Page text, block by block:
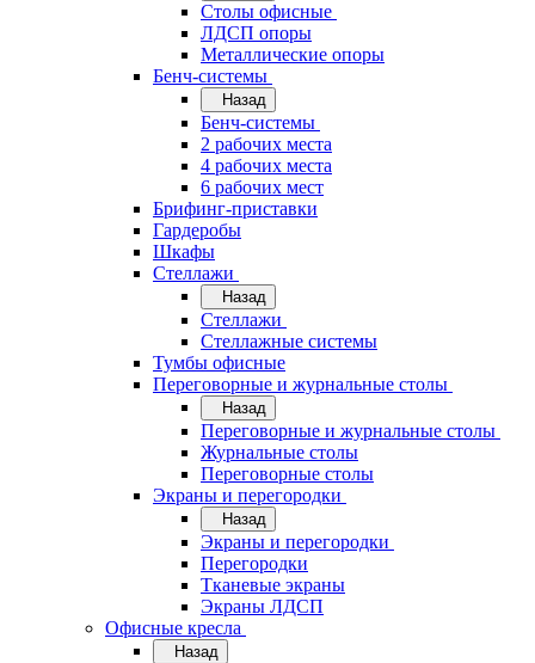
Cтолы офисные
ЛДСП опоры
Металлические опоры
Бенч-системы
Назад
Бенч-системы
2 рабочих места
4 рабочих места
6 рабочих мест
Брифинг-приставки
Гардеробы
Шкафы
Стеллажи
Назад
Стеллажи
Стеллажные системы
Тумбы офисные
Переговорные и журнальные столы
Назад
Переговорные и журнальные столы
Журнальные столы
Переговорные столы
Экраны и перегородки
Назад
Экраны и перегородки
Перегородки
Тканевые экраны
Экраны ЛДСП
Офисные кресла
Назад